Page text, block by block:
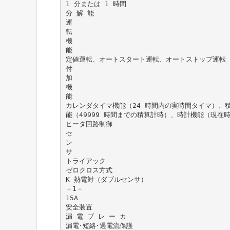
1 分または 1 時間
分 解 能
運
転
機
能
定値運転、オートスタート運転、オートストップ運転
付
加
機
能
カレンダタイマ機能（24 時間内の実時間タイマ）、
能（49999 時間までの積算計時）、時計機能（現在時
ヒータ回路制御
セ
ン
サ
トライアック
ゼロクロス方式
K 熱電対（ダブルセンサ）
－1－
15A
安全装置
漏 電 ブ レ ー カ
漏電･短絡･過電流保護